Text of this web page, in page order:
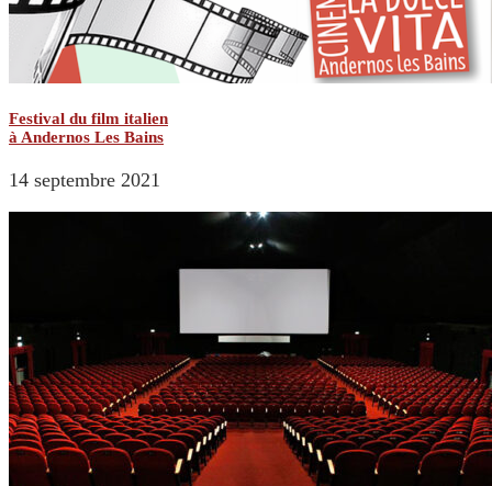
Festival du film italien
à Andernos Les Bains
14 septembre 2021